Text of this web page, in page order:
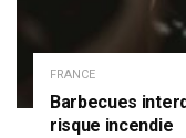
FRANCE
Barbecues
risque incendie